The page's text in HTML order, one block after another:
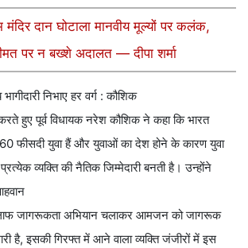
मंदिर दान घोटाला मानवीय मूल्यों पर कलंक,
पर न बख्शे अदालत — दीपा शर्मा
निभाए हर वर्ग : कौशिक
हुए पूर्व विधायक नरेश कौशिक ने कहा कि भारत
फीसदी युवा हैं और युवाओं का देश होने के कारण युवा
व्यक्ति की नैतिक जिम्मेदारी बनती है। उन्होंने
जागरूकता अभियान चलाकर आमजन को जागरूक
है, इसकी गिरफ्त में आने वाला व्यक्ति जंजीरों में इस